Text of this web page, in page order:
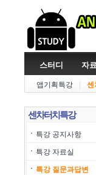
스터디 자
앱기획특강 센
센차터치특강
특강 공지사항
특강 자료실
특강 질문과답변